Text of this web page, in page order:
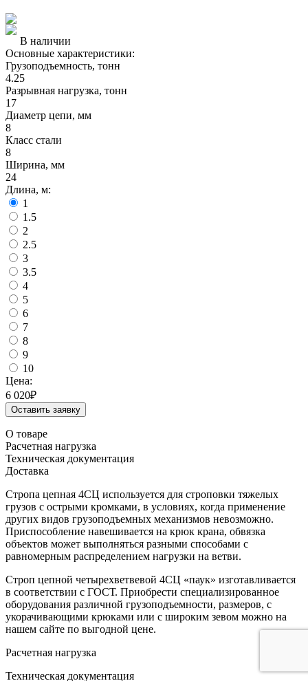
В наличии
Основные характеристики:
Грузоподъемность, тонн
4.25
Разрывная нагрузка, тонн
17
Диаметр цепи, мм
8
Класс стали
8
Ширина, мм
24
Длина, м:
1
1.5
2
2.5
3
3.5
4
5
6
7
8
9
10
Цена:
6 020₽
Оставить заявку
О товаре
Расчетная нагрузка
Техническая документация
Доставка
Стропа цепная 4СЦ используется для строповки тяжелых
грузов с острыми кромками, в условиях, когда применение
других видов грузоподъемных механизмов невозможно.
Приспособление навешивается на крюк крана, обвязка
объектов может выполняться разными способами с
равномерным распределением нагрузки на ветви.
Строп цепной четырехветвевой 4СЦ «паук» изготавливается
в соответствии с ГОСТ. Приобрести специализированное
оборудования различной грузоподъемности, размеров, с
укорачивающими крюками или с широким зевом можно на
нашем сайте по выгодной цене.
Расчетная нагрузка
Техническая документация